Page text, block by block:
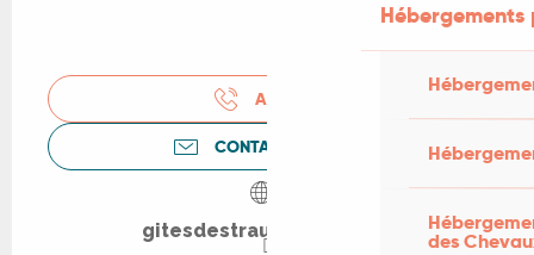
des
APPELER
CONTACTEZ-NOUS
gitesdestraux.jimdo.com